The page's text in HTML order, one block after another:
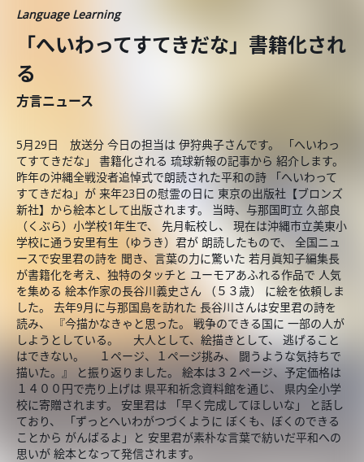
Language Learning
「へいわってすてきだな」書籍化され
る
方言ニュース
5月29日 放送分 今日の担当は 伊狩典子さんです。 「へいわっ
てすてきだな」 書籍化される 琉球新報の記事から 紹介します。
昨年の沖縄全戦没者追悼式で朗読された平和の詩 「へいわって
すてきだね」が 来年23日の慰霊の日に 東京の出版社【ブロンズ
新社】から絵本として出版されます。 当時、与那国町立 久部良
（くぶら）小学校1年生で、 先月転校し、 現在は沖縄市立美東小
学校に通う安里有生（ゆうき）君が 朗読したもので、 全国ニュ
ースで安里君の詩を 聞き、言葉の力に驚いた 若月眞知子編集長
が書籍化を考え、独特のタッチと ユーモアあふれる作品で 人気
を集める 絵本作家の長谷川義史さん （５３歳） に絵を依頼しま
した。 去年9月に与那国島を訪れた 長谷川さんは安里君の詩を
読み、 『今描かなきゃと思った。 戦争のできる国に 一部の人が
しようとしている。 大人として、絵描きとして、 逃げること
はできない。 １ページ、１ページ挑み、 闘うような気持ちで
描いた。』 と振り返りました。 絵本は３２ページ、予定価格は
１４００円で売り上げは 県平和祈念資料館を通じ、 県内全小学
校に寄贈されます。 安里君は 「早く完成してほしいな」 と話し
ており、 「ずっとへいわがつづくように ぼくも、ぼくのできる
ことから がんばるよ」と 安里君が素朴な言葉で紡いだ平和への
思いが 絵本となって発信されます。